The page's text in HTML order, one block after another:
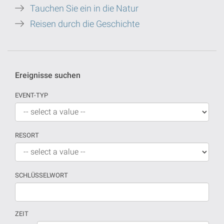
Tauchen Sie ein in die Natur
Reisen durch die Geschichte
Ereignisse suchen
EVENT-TYP
RESORT
SCHLÜSSELWORT
ZEIT